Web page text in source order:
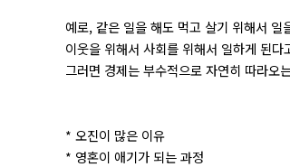
예로, 같은 일을 해도 먹고 살기 위해서 일
이웃을 위해서 사회를 위해서 일하게 된다
그러면 경제는 부수적으로 자연히 따라오
* 오진이 많은 이유
* 영혼이 애기가 되는 과정